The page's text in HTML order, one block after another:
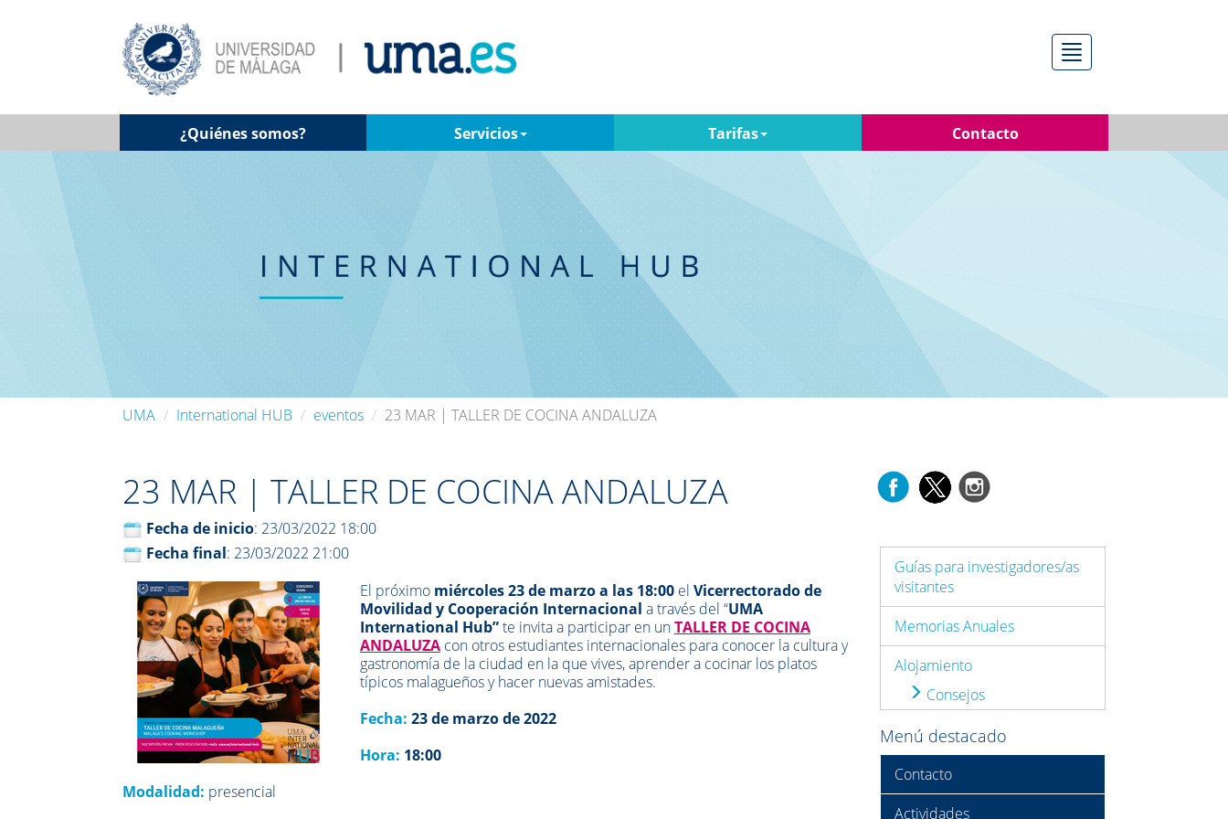
Menú
¿Quiénes somos? Servicios Tarifas Contacto
UMA International HUB eventos 23 MAR | TALLER DE COCINA ANDALUZA
23 MAR | TALLER DE COCINA ANDALUZA
Fecha de inicio: 23/03/2022 18:00
Fecha final: 23/03/2022 21:00
El próximomiércoles 23 de marzo a las 18:00el Vicerrectorado de
Movilidad y Cooperación Internacional a través del “UMA
International Hub”te invita a participar en unTALLER DE COCINA
ANDALUZAcon otros estudiantes internacionales para conocer la cultura y
gastronomía de la ciudad en la que vives, aprender a cocinar los platos
típicos malagueños y hacer nuevas amistades.
Fecha: 23 de marzo de 2022
Hora: 18:00
Modalidad: presencial
Guías para investigadores/as
visitantes
Memorias Anuales
Alojamiento
Consejos
Menú destacado
Contacto
Actividades